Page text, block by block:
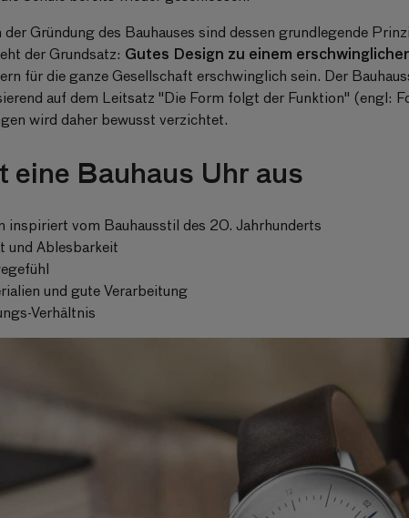
Gründung des Bauhauses sind dessen grundlegende
der Grundsatz: Gutes Design zu einem
für die ganze Gesellschaft erschwinglich sein. Der
auf dem Leitsatz "Die Form folgt der Funktion" (engl:
wird daher bewusst verzichtet.
eine Bauhaus Uhr aus
inspiriert vom Bauhausstil des 20. Jahrhunderts
und Ablesbarkeit
und gute Verarbeitung
Verhältnis